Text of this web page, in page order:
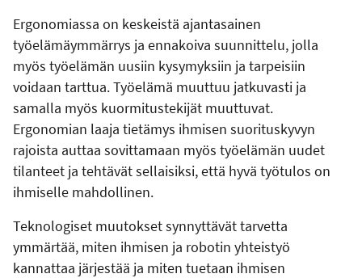
Ergonomiassa on keskeistä ajantasainen
työelämäymmärrys ja ennakoiva suunnittelu, jolla
myös työelämän uusiin kysymyksiin ja tarpeisiin
voidaan tarttua. Työelämä muuttuu jatkuvasti ja
samalla myös kuormitustekijät muuttuvat.
Ergonomian laaja tietämys ihmisen suorituskyvyn
rajoista auttaa sovittamaan myös työelämän uudet
tilanteet ja tehtävät sellaisiksi, että hyvä työtulos on
ihmiselle mahdollinen.
Teknologiset muutokset synnyttävät tarvetta
ymmärtää, miten ihmisen ja robotin yhteistyö
kannattaa järjestää ja miten tuetaan ihmisen